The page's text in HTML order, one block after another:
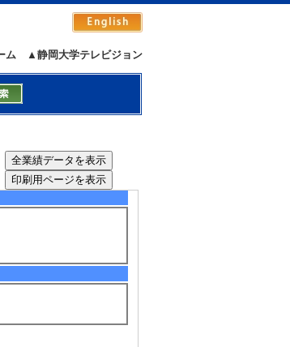
▲静岡大学テレビジョン
ム
関] 経済産業省 [制度
機関] 農林水産省 [制
済産業省 [制度名] 地